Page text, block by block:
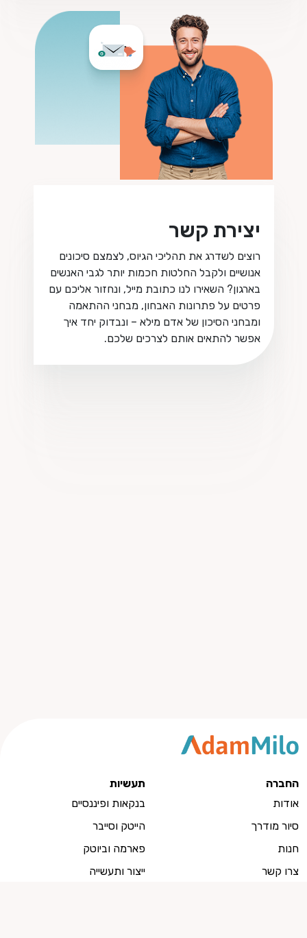
יצירת קשר
רוצים לשדרג את תהליכי הגיוס, לצמצם סיכונים
אנושיים ולקבל החלטות חכמות יותר לגבי האנשים
בארגון? השאירו לנו כתובת מייל, ונחזור אליכם עם
פרטים על פתרונות האבחון, מבחני ההתאמה
ומבחני הסיכון של אדם מילא – ונבדוק יחד איך
אפשר להתאים אותם לצרכים שלכם.
החברה
אודות
סיור מודרך
חנות
צרו קשר
תעשיות
בנקאות ופיננסיים
הייטק וסייבר
פארמה וביוטק
ייצור ותעשייה